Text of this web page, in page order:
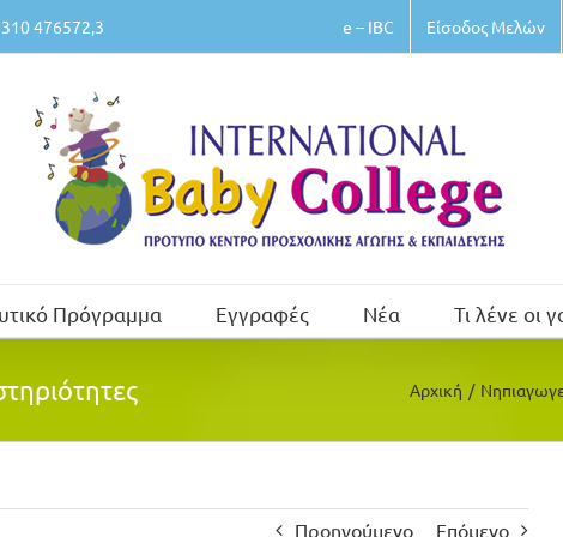
476572,3 e – IBC Είσοδος Μελών
Πρόγραμμα Εγγραφές Νέα Τι λένε οι
Αρχική /
Προηγούμενο Επόμενο